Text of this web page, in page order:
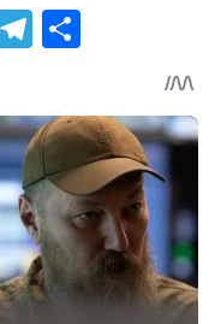
Telegram